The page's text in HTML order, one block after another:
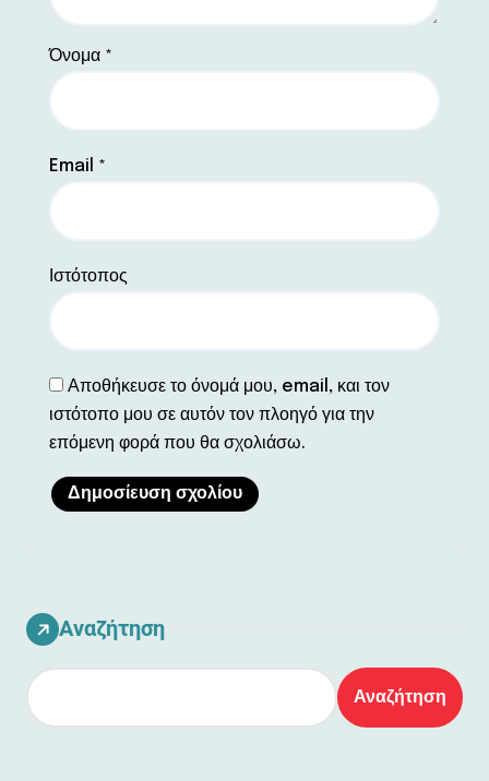
Όνομα *
Email *
Ιστότοπος
Αποθήκευσε το όνομά μου, email, και τον
ιστότοπο μου σε αυτόν τον πλοηγό για την
επόμενη φορά που θα σχολιάσω.
Αναζήτηση
Αναζήτηση